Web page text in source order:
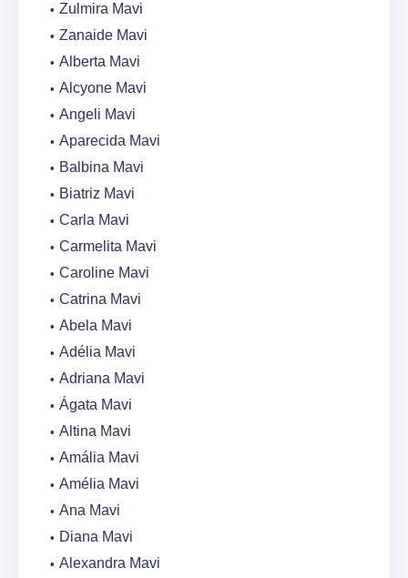
Zulmira Mavi
Zanaide Mavi
Alberta Mavi
Alcyone Mavi
Angeli Mavi
Aparecida Mavi
Balbina Mavi
Biatriz Mavi
Carla Mavi
Carmelita Mavi
Caroline Mavi
Catrina Mavi
Abela Mavi
Adélia Mavi
Adriana Mavi
Ágata Mavi
Altina Mavi
Amália Mavi
Amélia Mavi
Ana Mavi
Diana Mavi
Alexandra Mavi